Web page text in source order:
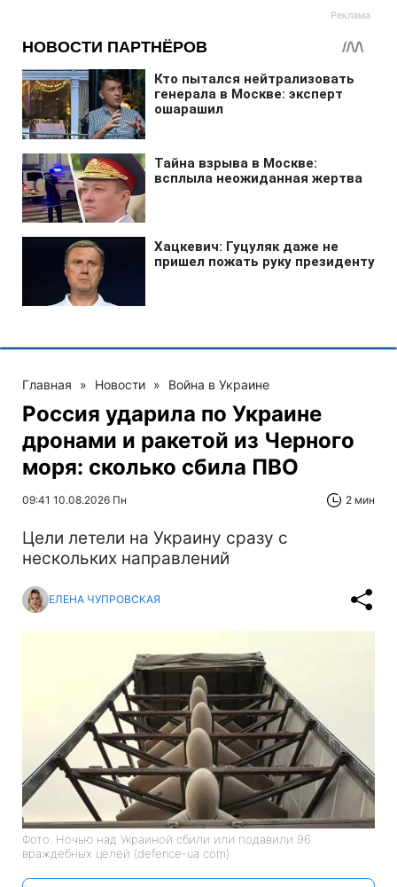
Главная » Новости » Война в Украине
Россия ударила по Украине
дронами и ракетой из Черного
моря: сколько сбила ПВО
09:41 10.08.2026 Пн 2 мин
Цели летели на Украину сразу с
нескольких направлений
ЕЛЕНА ЧУПРОВСКАЯ
Фото: Ночью над Украиной сбили или подавили 96
враждебных целей (defence-ua com)